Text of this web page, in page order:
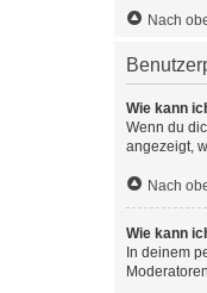
Nach
Wie kann
Wenn du
angezeigt,
Nach
Wie kann
In deinem